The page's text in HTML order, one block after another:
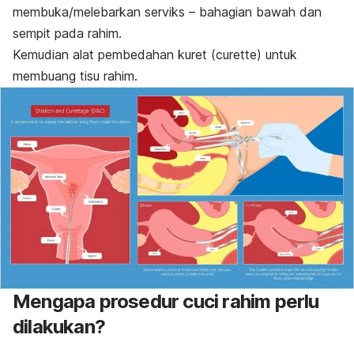
membuka/melebarkan serviks – bahagian bawah dan
sempit pada rahim.
Kemudian alat pembedahan kuret (curette) untuk
membuang tisu rahim.
Mengapa prosedur cuci rahim perlu
dilakukan?